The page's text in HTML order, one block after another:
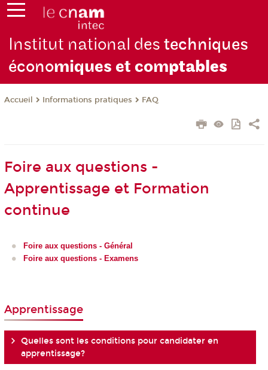
Institut national destechniques
économiques et comptables
Accueil Informations pratiques FAQ
Foire aux questions -
Apprentissage et Formation
continue
Foire aux questions - Général
Foire aux questions - Examens
Apprentissage
Quelles sont les conditions pour candidater en
apprentissage?